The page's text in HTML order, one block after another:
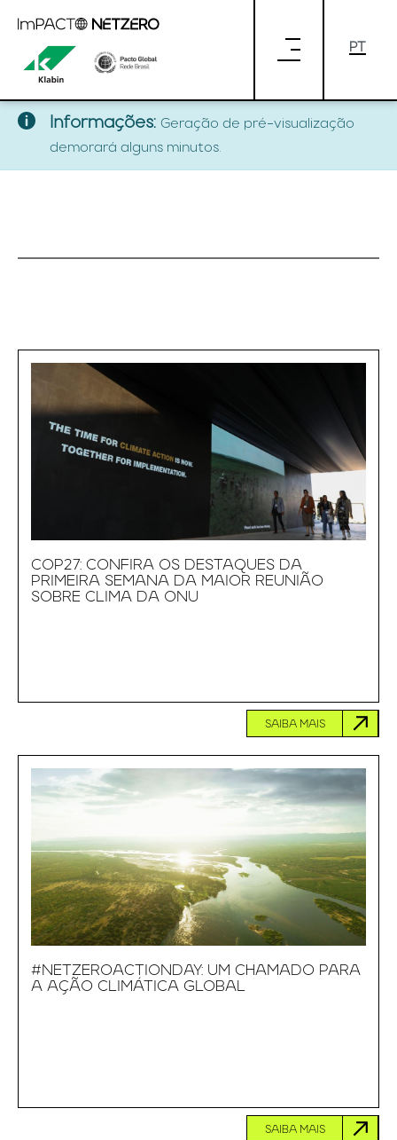
klabin-loading
klabin-loading (Versão 1.0)
Informações: Geração de pré-visualização
demorará alguns minutos.
COP27: CONFIRA OS DESTAQUES DA
PRIMEIRA SEMANA DA MAIOR REUNIÃO
SOBRE CLIMA DA ONU
SAIBA MAIS
#NETZEROACTIONDAY: UM CHAMADO PARA
A AÇÃO CLIMÁTICA GLOBAL
SAIBA MAIS